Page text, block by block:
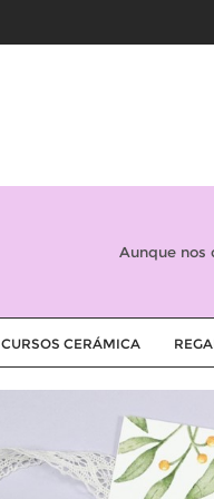
Aunque nos
CURSOS CERÁMICA